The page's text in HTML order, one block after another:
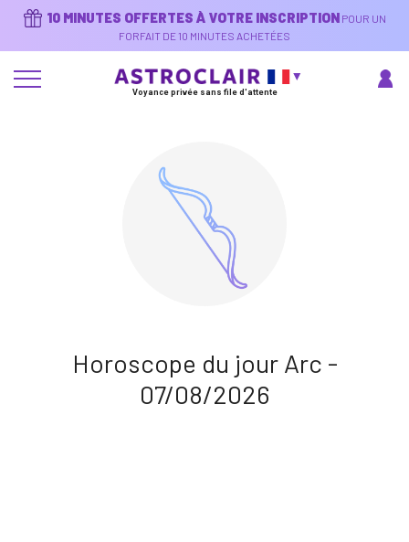
10 MINUTES OFFERTES À VOTRE INSCRIPTION POUR UN
FORFAIT DE 10 MINUTES ACHETÉES
Voyance privée sans file d'attente
Horoscope du jour Arc -
07/08/2026